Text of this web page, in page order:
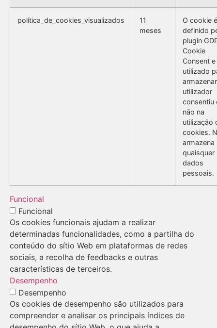
política_de_cookies_visualizados
11
meses
O cookie é
definido
plugin
Cookie
Consent e
utilizado
utilizador
consentiu
não na
utilização
cookies.
armazena
quaisquer
dados
pessoais.
Funcional
Funcional
Os cookies funcionais ajudam a realizar
determinadas funcionalidades, como a partilha do
conteúdo do sítio Web em plataformas de redes
sociais, a recolha de feedbacks e outras
características de terceiros.
Desempenho
Desempenho
Os cookies de desempenho são utilizados para
compreender e analisar os principais índices de